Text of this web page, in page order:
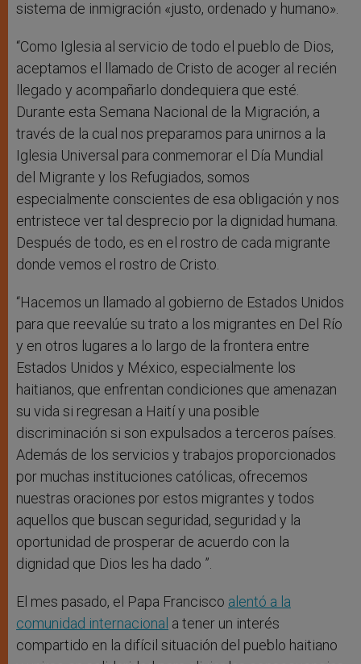
sistema de inmigración «justo, ordenado y humano».
“Como Iglesia al servicio de todo el pueblo de Dios,
aceptamos el llamado de Cristo de acoger al recién
llegado y acompañarlo dondequiera que esté.
Durante esta Semana Nacional de la Migración, a
través de la cual nos preparamos para unirnos a la
Iglesia Universal para conmemorar el Día Mundial
del Migrante y los Refugiados, somos
especialmente conscientes de esa obligación y nos
entristece ver tal desprecio por la dignidad humana.
Después de todo, es en el rostro de cada migrante
donde vemos el rostro de Cristo.
“Hacemos un llamado al gobierno de Estados Unidos
para que reevalúe su trato a los migrantes en Del Río
y en otros lugares a lo largo de la frontera entre
Estados Unidos y México, especialmente los
haitianos, que enfrentan condiciones que amenazan
su vida si regresan a Haití y una posible
discriminación si son expulsados ​​a terceros países.
Además de los servicios y trabajos proporcionados
por muchas instituciones católicas, ofrecemos
nuestras oraciones por estos migrantes y todos
aquellos que buscan seguridad, seguridad y la
oportunidad de prosperar de acuerdo con la
dignidad que Dios les ha dado ”.
El mes pasado, el Papa Francisco alentó a la
comunidad internacional a tener un interés
compartido en la difícil situación del pueblo haitiano